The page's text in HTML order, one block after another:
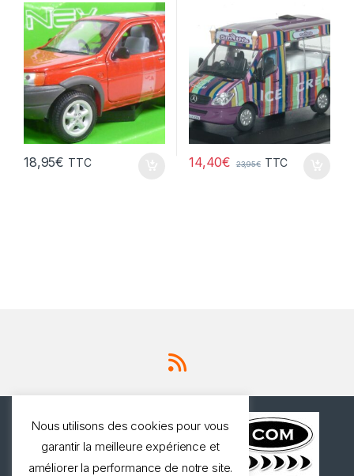
18,95€ TTC 14,40€ 23,95€ TTC
Nous utilisons des cookies pour vous
garantir la meilleure expérience et
améliorer la performance de notre site.